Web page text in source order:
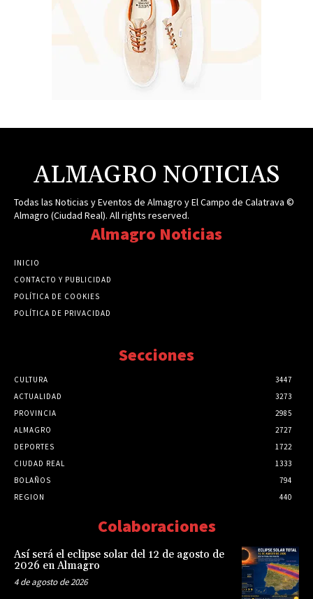
ALMAGRO NOTICIAS
Todas las Noticias y Eventos de Almagro y El Campo de Calatrava ©
Almagro (Ciudad Real). All rights reserved.
Almagro Noticias
INICIO
CONTACTO Y PUBLICIDAD
POLÍTICA DE COOKIES
POLÍTICA DE PRIVACIDAD
Secciones
CULTURA
3447
ACTUALIDAD
3273
PROVINCIA
2985
ALMAGRO
2727
DEPORTES
1722
CIUDAD REAL
1333
BOLAÑOS
794
REGION
440
Colaboraciones
Así será el eclipse solar del 12 de agosto de
2026 en Almagro
4 de agosto de 2026